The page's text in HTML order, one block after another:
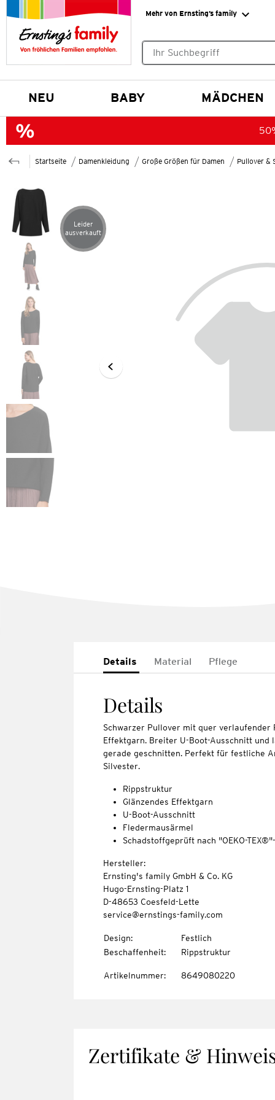
Mehr von Ernsting’s family
NEU BABY MÄDCHEN
Startseite Damenkleidung Große Größen für Damen Pullover &
Artikel leider ausverkauft
Leider
ausverkauft
Details Material Pflege
Details
Schwarzer Pullover mit quer verlaufender
Effektgarn. Breiter U-Boot-Ausschnitt und
gerade geschnitten. Perfekt für festliche
Silvester.
Rippstruktur
Glänzendes Effektgarn
U-Boot-Ausschnitt
Fledermausärmel
Schadstoffgeprüft nach "OEKO-
Hersteller:
Ernsting's family GmbH & Co. KG
Hugo-Ernsting-Platz 1
D-48653 Coesfeld-Lette
service@ernstings-family.com
Design:
Festlich
Beschaffenheit: Rippstruktur
Artikelnummer: 8649080220
Zertifikate &